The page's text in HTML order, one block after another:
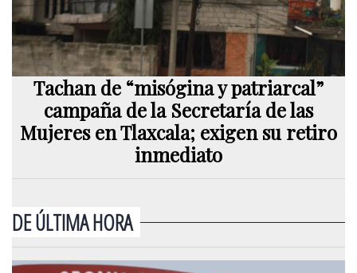
Tachan de “misógina y patriarcal”
campaña de la Secretaría de las
Mujeres en Tlaxcala; exigen su retiro
inmediato
DE ÚLTIMA HORA